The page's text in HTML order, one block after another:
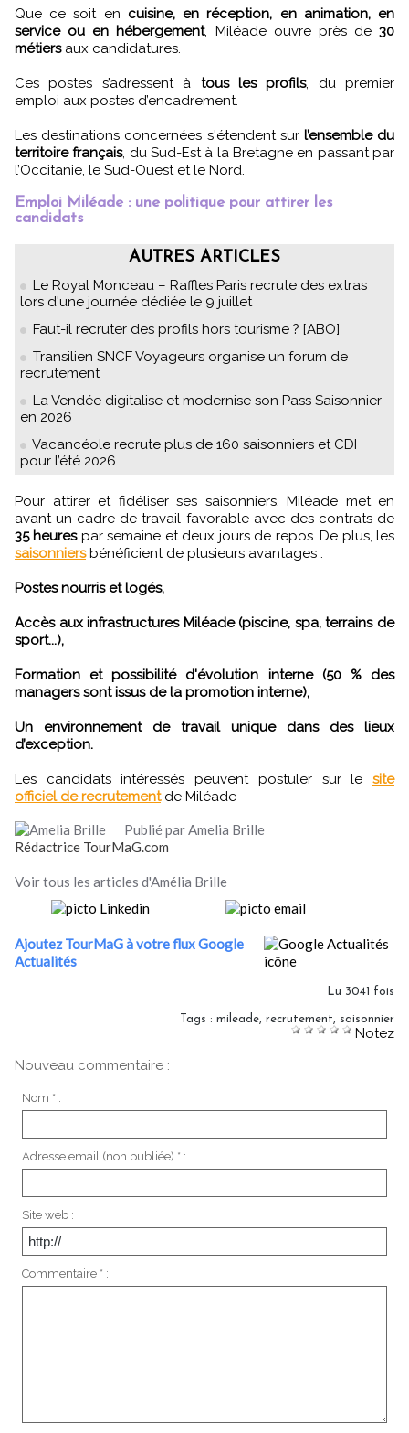
Que ce soit en cuisine, en réception, en animation, en
service ou en hébergement, Miléade ouvre près de 30
métiersaux candidatures.
Ces postes s’adressent à tous les profils, du premier
emploi aux postes d’encadrement.
Les destinations concernées s'étendent sur l’ensemble du
territoire français, du Sud-Est à la Bretagne en passant par
l’Occitanie, le Sud-Ouest et le Nord.
Emploi Miléade : une politique pour attirer les
candidats
AUTRES ARTICLES
Le Royal Monceau – Raffles Paris recrute des extras
lors d'une journée dédiée le 9 juillet
Faut-il recruter des profils hors tourisme ? [ABO]
Transilien SNCF Voyageurs organise un forum de
recrutement
La Vendée digitalise et modernise son Pass Saisonnier
en 2026
Vacancéole recrute plus de 160 saisonniers et CDI
pour l’été 2026
Pour attirer et fidéliser ses saisonniers, Miléade met en
avant un cadre de travail favorable avec des contrats de
35 heures par semaine et deux jours de repos. De plus, les
saisonniersbénéficient de plusieurs avantages :
Postes nourris et logés,
Accès aux infrastructures Miléade (piscine, spa, terrains de
sport...),
Formation et possibilité d'évolution interne (50 % des
managers sont issus de la promotion interne),
Un environnement de travail unique dans des lieux
d’exception.
Les candidats intéressés peuvent postuler sur le site
officiel de recrutementde Miléade
Publié par Amelia Brille
Rédactrice TourMaG.com
Voir tous les articles d'Amélia Brille
Ajoutez TourMaG à votre flux Google
Actualités
Lu 3041 fois
Tags : mileade, recrutement, saisonnier
Notez
Nouveau commentaire :
Nom * :
Adresse email (non publiée) * :
Site web :
Commentaire * :